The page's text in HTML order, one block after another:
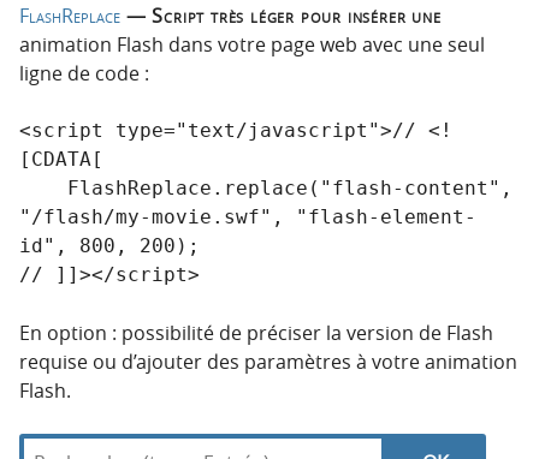
FlashReplace — Script très léger pour insérer une
animation Flash dans votre page web avec une seul
ligne de code :
<script type="text/javascript">// <!
[CDATA[
"/flash/my-movie.swf", "flash-element-
id", 800, 200);
En option : possibilité de préciser la version de Flash
requise ou d’ajouter des paramètres à votre animation
Flash.
R
d